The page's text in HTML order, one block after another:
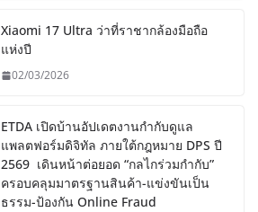
Xiaomi 17 Ultra ว่าที่ราชากล้องมือถือ
แห่งปี
02/03/2026
ETDA เปิดบ้านอัปเดตงานกำกับดูแล
แพลตฟอร์มดิจิทัล ภายใต้กฎหมาย DPS ปี
2569 เดินหน้าต่อยอด “กลไกร่วมกำกับ”
ครอบคลุมมาตรฐานสินค้า-แข่งขันเป็น
ธรรม-ป้องกัน Online Fraud